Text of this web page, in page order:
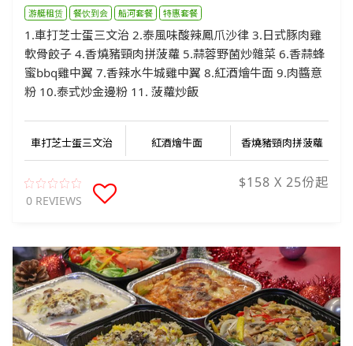
游艇租赁 餐饮到会 船河套餐 特惠套餐
1.車打芝士蛋三文治 2.泰風味酸辣鳳爪沙律 3.日式豚肉雞
軟骨餃子 4.香燒豬頸肉拼菠蘿 5⁠.蒜蓉野菌炒雜菜 6.香蒜蜂
蜜bbq雞中翼 7.香辣水牛城雞中翼 8.紅酒燴牛面 9.肉醬意
粉 10.泰式炒金邊粉 11. 菠蘿炒飯
車打芝士蛋三文治 紅酒燴牛面 香燒豬頸肉拼菠蘿
0 REVIEWS
$158 X 25份起